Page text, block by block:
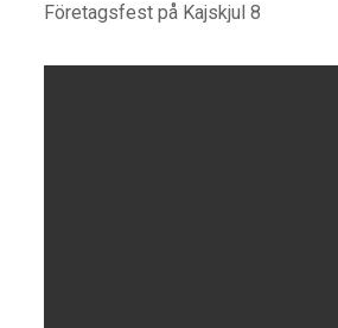
Företagsfest på Kajskjul 8